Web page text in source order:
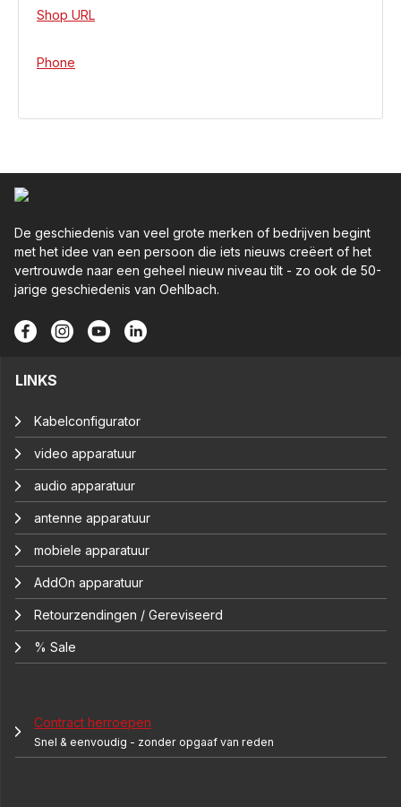
Shop URL
Phone
De geschiedenis van veel grote merken of bedrijven begint
met het idee van een persoon die iets nieuws creëert of het
vertrouwde naar een geheel nieuw niveau tilt - zo ook de 50-
jarige geschiedenis van Oehlbach.
LINKS
Kabelconfigurator
video apparatuur
audio apparatuur
antenne apparatuur
mobiele apparatuur
AddOn apparatuur
Retourzendingen / Gereviseerd
% Sale
Contract herroepen
Snel & eenvoudig - zonder opgaaf van reden